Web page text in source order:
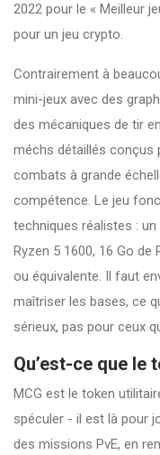
2022 pour le « Meilleur
pour un jeu crypto.
Contrairement à
mini-jeux avec des
des mécaniques de tir
méchs détaillés conçus
combats à grande
compétence. Le jeu
techniques réalistes :
Ryzen 5 1600, 16 Go de
ou équivalente. Il faut
maîtriser les bases, ce
sérieux, pas pour ceux
Qu’est-ce que le
MCG est le token
spéculer - il est là pour
des missions PvE, en